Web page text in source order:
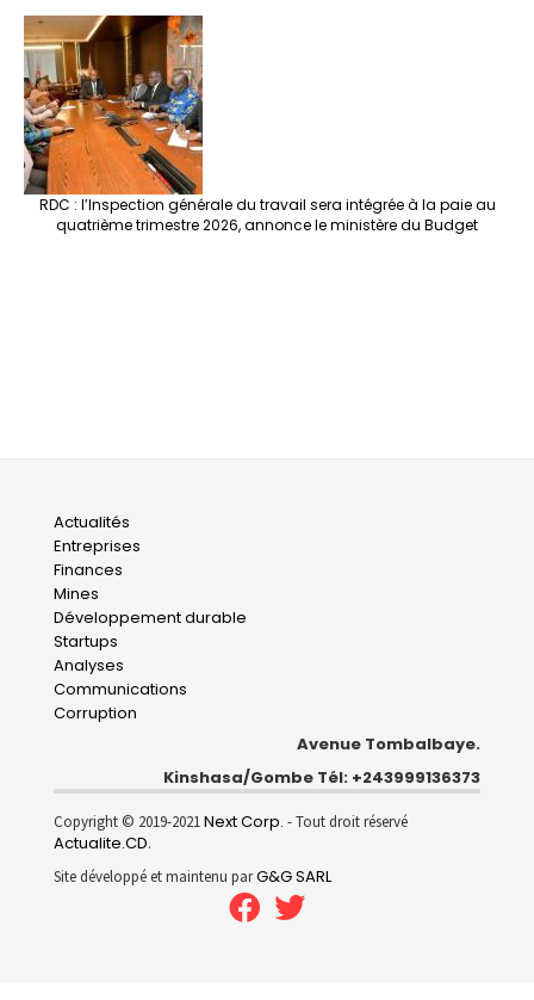
RDC : l’Inspection générale du travail sera intégrée à la paie au
quatrième trimestre 2026, annonce le ministère du Budget
Main
navigation
Actualités
Entreprises
Finances
Mines
Développement durable
Startups
Analyses
Communications
Corruption
Avenue Tombalbaye.
Kinshasa/Gombe Tél: +243999136373
Copyright © 2019-2021Next Corp. - Tout droit réservé
Actualite.CD.
Site développé et maintenu parG&G SARL